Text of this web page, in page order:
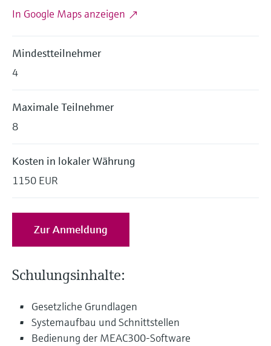
Device Viewer
Produktspezifische Informationen und
Dokumente finden
Ersatzteilsuche
Ersatzteile anhand von Produktwurzel,
Bestellcode oder Seriennummer finden
Füllstandsmessung
Füllstandsmessung Druck
Alle ansehen
Analysatoren für Härte, Eisen,
Prozessphotometer
Mikrowellentransmission
Memosens-Technologie
In Google Maps anzeigen
Mindestteilnehmer
4
Maximale Teilnehmer
8
Kosten in lokaler Währung
1150 EUR
Zur Anmeldung
Schulungsinhalte:
Gesetzliche Grundlagen
Systemaufbau und Schnittstellen
Bedienung der MEAC300-Software